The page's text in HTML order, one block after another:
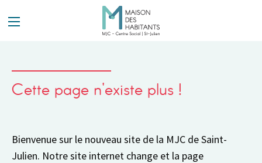
Cette page n'existe plus !
Bienvenue sur le nouveau site de la MJC de Saint-
Julien. Notre site internet change et la page
Panneau de gestion des cookies